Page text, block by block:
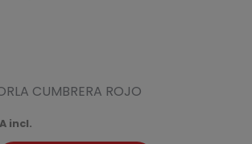
CUMBRERA ROJO
incl.